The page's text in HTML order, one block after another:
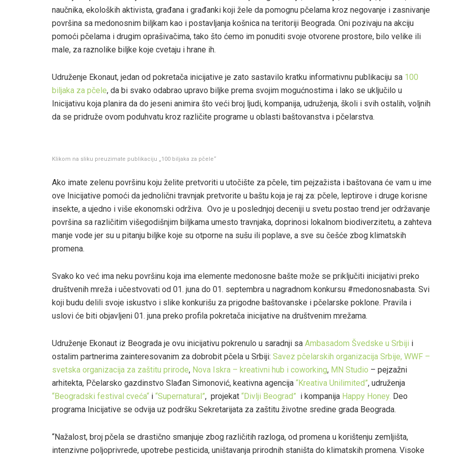
naučnika, ekoloških aktivista, građana i građanki koji žele da pomognu pčelama kroz negovanje i zasnivanje
površina sa medonosnim biljkam kao i postavljanja košnica na teritoriji Beograda. Oni pozivaju na akciju
pomoći pčelama i drugim oprašivačima, tako što ćemo im ponuditi svoje otvorene prostore, bilo velike ili
male, za raznolike biljke koje cvetaju i hrane ih.
Udruženje Ekonaut, jedan od pokretača inicijative je zato sastavilo kratku informativnu publikaciju sa 100
biljaka za pčele, da bi svako odabrao upravo biljke prema svojim mogućnostima i lako se uključilo u
Inicijativu koja planira da do jeseni animira što veći broj ljudi, kompanija, udruženja, školi i svih ostalih, voljnih
da se pridruže ovom poduhvatu kroz različite programe u oblasti baštovanstva i pčelarstva.
Klikom na sliku preuzimate publikaciju „100 biljaka za pčele“
Ako imate zelenu površinu koju želite pretvoriti u utočište za pčele, tim pejzažista i baštovana će vam u ime
ove Inicijative pomoći da jednolični travnjak pretvorite u baštu koja je raj za: pčele, leptirove i druge korisne
insekte, a ujedno i više ekonomski održiva. Ovo je u poslednjoj deceniji u svetu postao trend jer održavanje
površina sa različitim višegodišnjim biljkama umesto travnjaka, doprinosi lokalnom biodiverzitetu, a zahteva
manje vode jer su u pitanju biljke koje su otporne na sušu ili poplave, a sve su češće zbog klimatskih
promena.
Svako ko već ima neku površinu koja ima elemente medonosne bašte može se priključiti inicijativi preko
društvenih mreža i učestvovati od 01. juna do 01. septembra u nagradnom konkursu #medonosnabasta. Svi
koji budu delili svoje iskustvo i slike konkurišu za prigodne baštovanske i pčelarske poklone. Pravila i
uslovi će biti objavljeni 01. juna preko profila pokretača inicijative na društvenim mrežama.
Udruženje Ekonaut iz Beograda je ovu inicijativu pokrenulo u saradnji sa Ambasadom Švedske u Srbiji i
ostalim partnerima zainteresovanim za dobrobit pčela u Srbiji: Savez pčelarskih organizacija Srbije, WWF –
svetska organizacija za zaštitu prirode, Nova Iskra – kreativni hub i coworking, MN Studio – pejzažni
arhitekta, Pčelarsko gazdinstvo Slađan Simonović, keativna agencija “Kreativa Unilimited”, udruženja
“Beogradski festival cveća“ i “Supernatural”, projekat “Divlji Beograd” i kompanija Happy Honey. Deo
programa Inicijative se odvija uz podršku Sekretarijata za zaštitu životne sredine grada Beograda.
“Nažalost, broj pčela se drastično smanjuje zbog različitih razloga, od promena u korištenju zemljišta,
intenzivne poljoprivrede, upotrebe pesticida, uništavanja prirodnih staništa do klimatskih promena. Visoke